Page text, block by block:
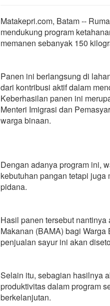
Matakepri.com, Batam --
mendukung program
memanen sebanyak 150
Panen ini berlangsung di
dari kontribusi aktif dalam
Keberhasilan panen ini
Menteri Imigrasi dan
warga binaan.
Dengan adanya program ini,
kebutuhan pangan tetapi
pidana.
Hasil panen tersebut
Makanan (BAMA) bagi
penjualan sayur ini akan
Selain itu, sebagian hasilnya
produktivitas dalam program
berkelanjutan.